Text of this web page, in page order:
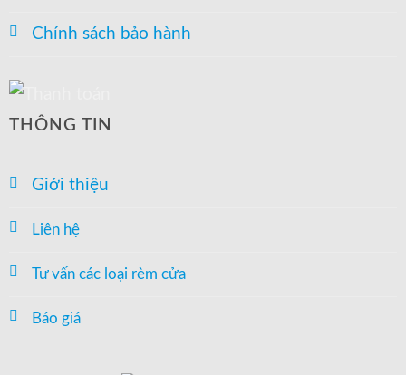
Chính sách bảo hành
THÔNG TIN
Giới thiệu
Liên hệ
Tư vấn các loại rèm cửa
Báo giá